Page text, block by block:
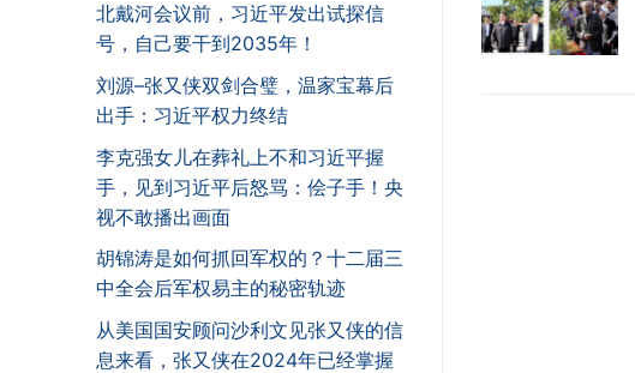
北戴河会议前，习近平发出试探信
号，自己要干到2035年！
刘源–张又侠双剑合璧，温家宝幕后
出手：习近平权力终结
李克强女儿在葬礼上不和习近平握
手，见到习近平后怒骂：侩子手！央
视不敢播出画面
胡锦涛是如何抓回军权的？十二届三
中全会后军权易主的秘密轨迹
从美国国安顾问沙利文见张又侠的信
息来看，张又侠在2024年已经掌握